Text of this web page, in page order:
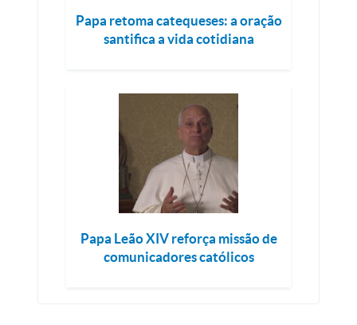
Papa retoma catequeses: a oração
santifica a vida cotidiana
Papa Leão XIV reforça missão de
comunicadores católicos